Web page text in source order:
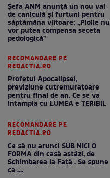
Șefa ANM anunță un nou val
de caniculă și furtuni pentru
săptămâna viitoare: „Ploile nu
vor putea compensa seceta
pedologică”
RECOMANDARE PE
REDACTIA.RO
Profetul Apocalipsei,
previziune cutremuratoare
pentru final de an. Ce se va
intampla cu LUMEA e TERIBIL
RECOMANDARE PE
REDACTIA.RO
Ce să nu arunci SUB NICI O
FORMA din casă astăzi, de
Schimbarea la Față . Se spune
ca ....